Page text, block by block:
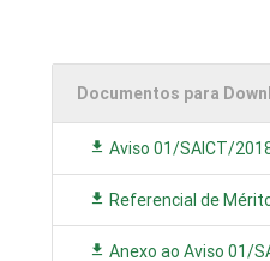
Documentos para
Aviso 01/SAICT/
Referencial de
Anexo ao Aviso 01/